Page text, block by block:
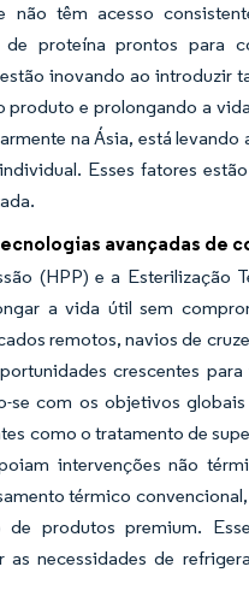
têm acesso
proteína prontos para
inovando ao introduzir
produto e prolongando a
na Ásia, está levando
Esses fatores
avançadas de
(HPP) e a Esterilização
a vida útil sem
remotos, navios de
crescentes para
se com os objetivos
como o tratamento de
intervenções não
térmico
produtos premium.
necessidades de